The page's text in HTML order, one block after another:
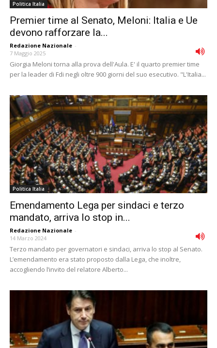
Politica Italia
Premier time al Senato, Meloni: Italia e Ue
devono rafforzare la...
Redazione Nazionale -
7 Maggio 2025
Giorgia Meloni torna alla prova dell'Aula. E' il quarto premier time
per la leader di Fdi negli oltre 900 giorni del suo esecutivo. "L'Italia...
Politica Italia
Emendamento Lega per sindaci e terzo
mandato, arriva lo stop in...
Redazione Nazionale -
14 Marzo 2024
Terzo mandato per governatori e sindaci, arriva lo stop al Senato.
L’emendamento era stato proposto dalla Lega, che inoltre,
accogliendo l’invito del relatore Alberto...